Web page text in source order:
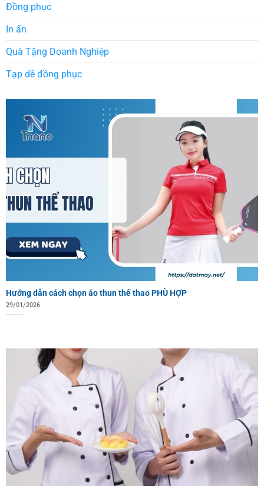
Đồng phục
In ấn
Quà Tặng Doanh Nghiệp
Tạp dề đồng phục
Hướng dẫn cách chọn áo thun thể thao PHÙ HỢP
29/01/2026